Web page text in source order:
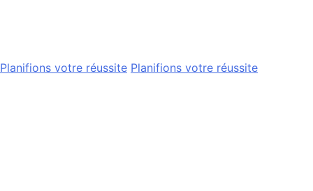
Planifions votre réussite Planifions votre réussite